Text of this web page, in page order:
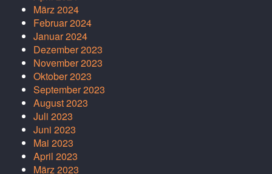
März 2024
Februar 2024
Januar 2024
Dezember 2023
November 2023
Oktober 2023
September 2023
August 2023
Juli 2023
Juni 2023
Mai 2023
April 2023
März 2023